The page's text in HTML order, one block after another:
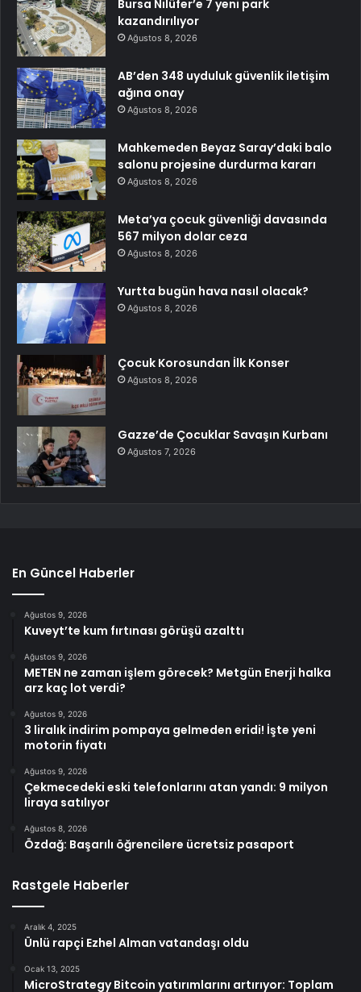
Bursa Nilüfer’e 7 yeni park
kazandırılıyor
Ağustos 8, 2026
AB’den 348 uyduluk güvenlik iletişim
ağına onay
Ağustos 8, 2026
Mahkemeden Beyaz Saray’daki balo
salonu projesine durdurma kararı
Ağustos 8, 2026
Meta’ya çocuk güvenliği davasında
567 milyon dolar ceza
Ağustos 8, 2026
Yurtta bugün hava nasıl olacak?
Ağustos 8, 2026
Çocuk Korosundan İlk Konser
Ağustos 8, 2026
Gazze’de Çocuklar Savaşın Kurbanı
Ağustos 7, 2026
En Güncel Haberler
Ağustos 9, 2026
Kuveyt’te kum fırtınası görüşü azalttı
Ağustos 9, 2026
METEN ne zaman işlem görecek? Metgün Enerji halka
arz kaç lot verdi?
Ağustos 9, 2026
3 liralık indirim pompaya gelmeden eridi! İşte yeni
motorin fiyatı
Ağustos 9, 2026
Çekmecedeki eski telefonlarını atan yandı: 9 milyon
liraya satılıyor
Ağustos 8, 2026
Özdağ: Başarılı öğrencilere ücretsiz pasaport
Rastgele Haberler
Aralık 4, 2025
Ünlü rapçi Ezhel Alman vatandaşı oldu
Ocak 13, 2025
MicroStrategy Bitcoin yatırımlarını artırıyor: Toplam